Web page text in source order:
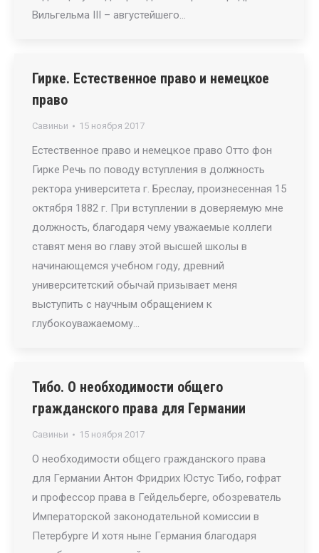
Вильгельма III – августейшего…
Гирке. Естественное право и немецкое
право
Савиньи 15 ноября 2017
Естественное право и немецкое право Отто фон
Гирке Речь по поводу вступления в должность
ректора университета г. Бреслау, произнесенная 15
октября 1882 г. При вступлении в доверяемую мне
должность, благодаря чему уважаемые коллеги
ставят меня во главу этой высшей школы в
начинающемся учебном году, древний
университетский обычай призывает меня
выступить с научным обращением к
глубокоуважаемому…
Тибо. О необходимоcти общего
гражданcкого права для Германии
Савиньи 15 ноября 2017
О необходимоcти общего гражданcкого права
для Германии Антон Фридрих Юстус Тибо, гофрат
и профессор права в Гейдельберге, обозреватель
Императорской законодательной комиссии в
Петербурге И хотя ныне Германия благодаря